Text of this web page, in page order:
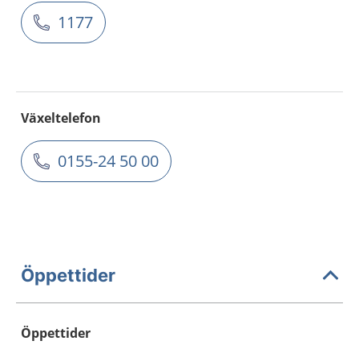
1177
Växeltelefon
0155-24 50 00
Öppettider
Öppettider